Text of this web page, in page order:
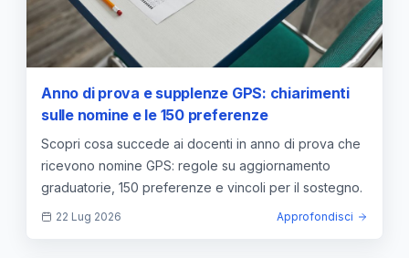
Anno di prova e supplenze GPS: chiarimenti
sulle nomine e le 150 preferenze
Scopri cosa succede ai docenti in anno di prova che
ricevono nomine GPS: regole su aggiornamento
graduatorie, 150 preferenze e vincoli per il sostegno.
22 Lug 2026 Approfondisci